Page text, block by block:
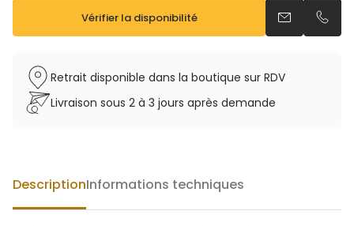
Vérifier la disponibilité Envoyer un
Retrait disponible dans la boutique sur RDV
Livraison sous 2 à 3 jours après demande
DescriptionInformations techniques